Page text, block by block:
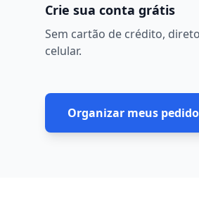
Crie sua conta grátis
Sem cartão de crédito,
celular.
Organizar meus